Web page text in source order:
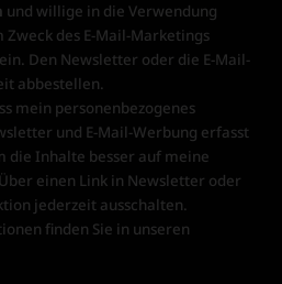
und willige in die Verwendung
des E-Mail-Marketings
Den Newsletter oder die E-Mail-
abbestellen.
mein personenbezogenes
und E-Mail-Werbung erfasst
die Inhalte besser auf meine
einen Link in Newsletter oder
jederzeit ausschalten.
finden Sie in unseren